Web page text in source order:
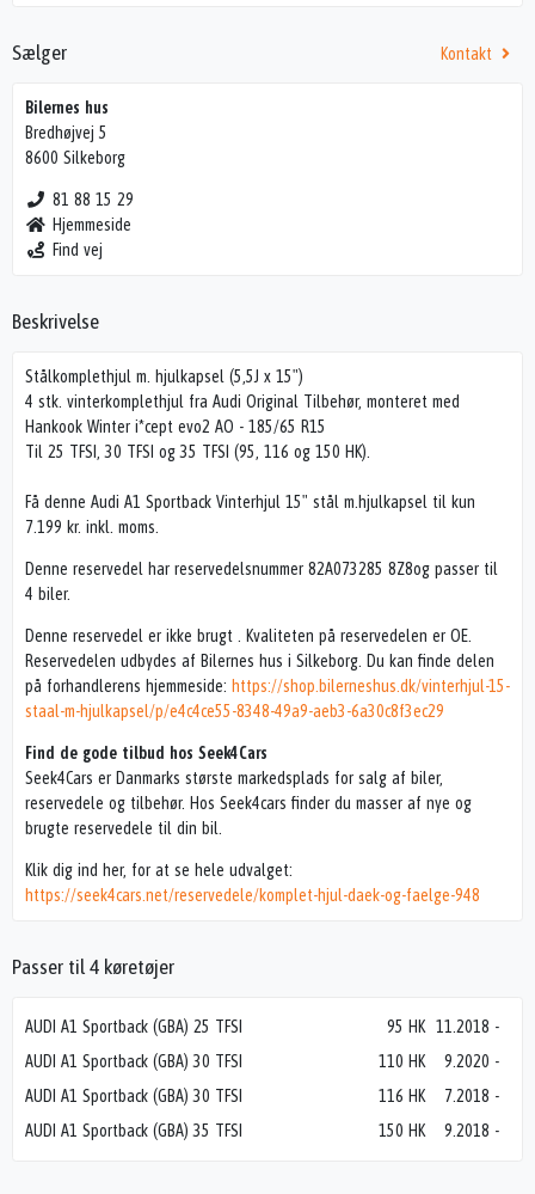
Sælger Kontakt
Bilernes hus
Bredhøjvej 5
8600 Silkeborg
81 88 15 29
Hjemmeside
Find vej
Beskrivelse
Stålkomplethjul m. hjulkapsel (5,5J x 15")
4 stk. vinterkomplethjul fra Audi Original Tilbehør, monteret med
Hankook Winter i*cept evo2 AO - 185/65 R15
Til 25 TFSI, 30 TFSI og 35 TFSI (95, 116 og 150 HK).
Få denne Audi A1 Sportback Vinterhjul 15" stål m.hjulkapsel til kun
7.199 kr. inkl. moms.
Denne reservedel har reservedelsnummer 82A073285 8Z8og passer til
4 biler.
Denne reservedel er ikke brugt . Kvaliteten på reservedelen er OE.
Reservedelen udbydes af Bilernes hus i Silkeborg. Du kan finde delen
på forhandlerens hjemmeside: https://shop.bilerneshus.dk/vinterhjul-15-
staal-m-hjulkapsel/p/e4c4ce55-8348-49a9-aeb3-6a30c8f3ec29
Find de gode tilbud hos Seek4Cars
Seek4Cars er Danmarks største markedsplads for salg af biler,
reservedele og tilbehør. Hos Seek4cars finder du masser af nye og
brugte reservedele til din bil.
Klik dig ind her, for at se hele udvalget:
https://seek4cars.net/reservedele/komplet-hjul-daek-og-faelge-948
Passer til 4 køretøjer
AUDI A1 Sportback (GBA) 25 TFSI 95 HK 11.2018 -
AUDI A1 Sportback (GBA) 30 TFSI
110 HK 9.2020 -
AUDI A1 Sportback (GBA) 30 TFSI
116 HK 7.2018 -
AUDI A1 Sportback (GBA) 35 TFSI
150 HK 9.2018 -